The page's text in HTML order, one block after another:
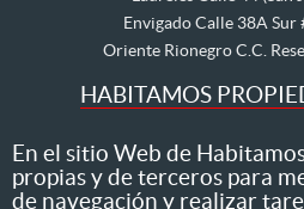
Envigado Calle 38A Sur
Oriente Rionegro C.C.
HABITAMOS
Nos dedicamos al arriendo,
administración
En el sitio Web de
propias y de terceros para
de navegación y realizar